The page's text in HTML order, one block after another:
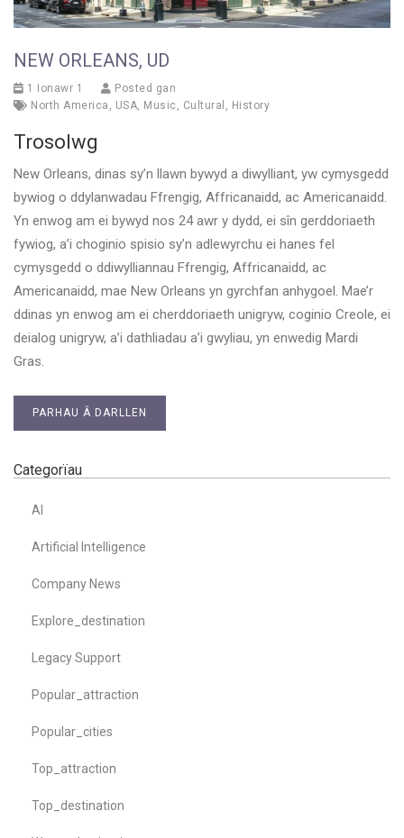
NEW ORLEANS, UD
1 Ionawr 1
Posted gan
North America
USA Music Cultural History
Trosolwg
New Orleans, dinas sy’n llawn bywyd a diwylliant, yw cymysgedd
bywiog o ddylanwadau Ffrengig, Affricanaidd, ac Americanaidd.
Yn enwog am ei bywyd nos 24 awr y dydd, ei sîn gerddoriaeth
fywiog, a’i choginio spisio sy’n adlewyrchu ei hanes fel
cymysgedd o ddiwylliannau Ffrengig, Affricanaidd, ac
Americanaidd, mae New Orleans yn gyrchfan anhygoel. Mae’r
ddinas yn enwog am ei cherddoriaeth unigryw, coginio Creole, ei
deialog unigryw, a’i dathliadau a’i gwyliau, yn enwedig Mardi
Gras.
PARHAU Â DARLLEN
Categorïau
AI
Artificial Intelligence
Company News
Explore_destination
Legacy Support
Popular_attraction
Popular_cities
Top_attraction
Top_destination